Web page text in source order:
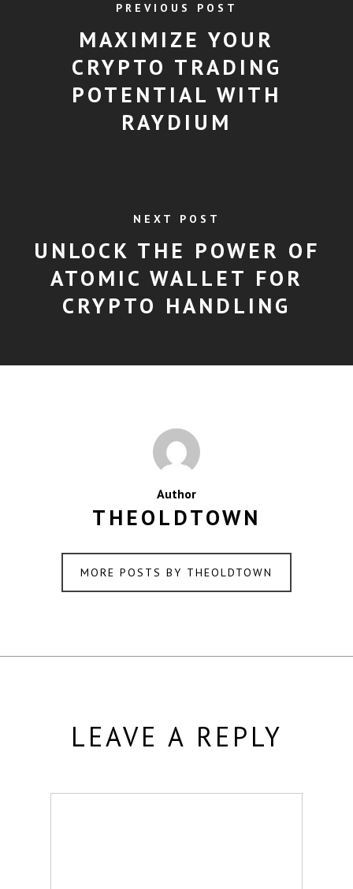
PREVIOUS POST
MAXIMIZE YOUR
CRYPTO TRADING
POTENTIAL WITH
RAYDIUM
NEXT POST
UNLOCK THE POWER OF
ATOMIC WALLET FOR
CRYPTO HANDLING
Author
THEOLDTOWN
MORE POSTS BY THEOLDTOWN
LEAVE A REPLY